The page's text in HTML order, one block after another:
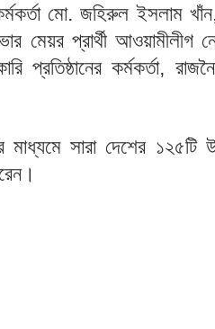
মো. জহিরুল ইসলাম
মেয়র প্রার্থী আওয়ামীলীগ
প্রতিষ্ঠানের কর্মকর্তা,
মাধ্যমে সারা দেশের